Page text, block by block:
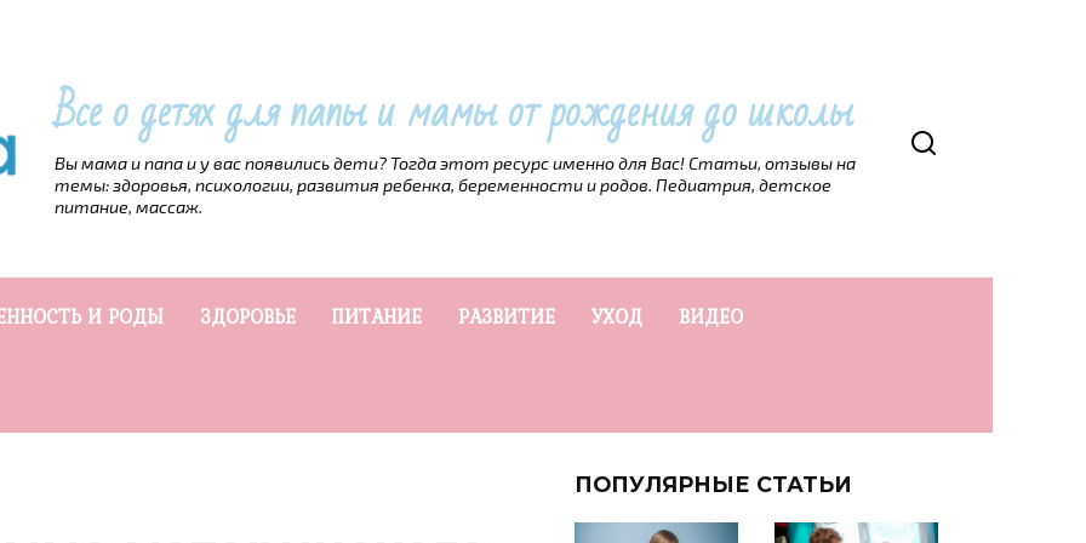
Все о детях для папы и мамы от рождения до школы
Вы мама и папа и у вас появились дети? Тогда этот ресурс именно для Вас! Статьи, отзывы на
темы: здоровья, психологии, развития ребенка, беременности и родов. Педиатрия, детское
питание, массаж.
И РОДЫ ЗДОРОВЬЕ ПИТАНИЕ РАЗВИТИЕ УХОД ВИДЕО
ПОПУЛЯРНЫЕ СТАТЬИ